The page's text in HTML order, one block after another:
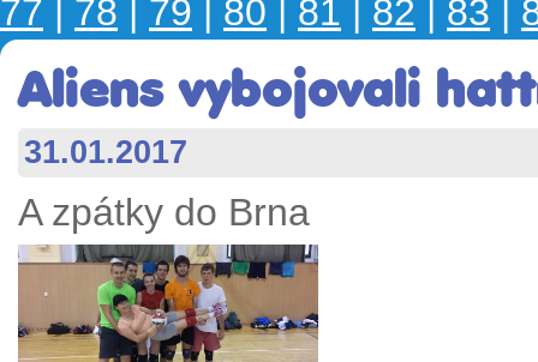
77 | 78 | 79 | 80 | 81 | 82 | 83 |
Aliens vybojovali
31.01.2017
A zpátky do Brna